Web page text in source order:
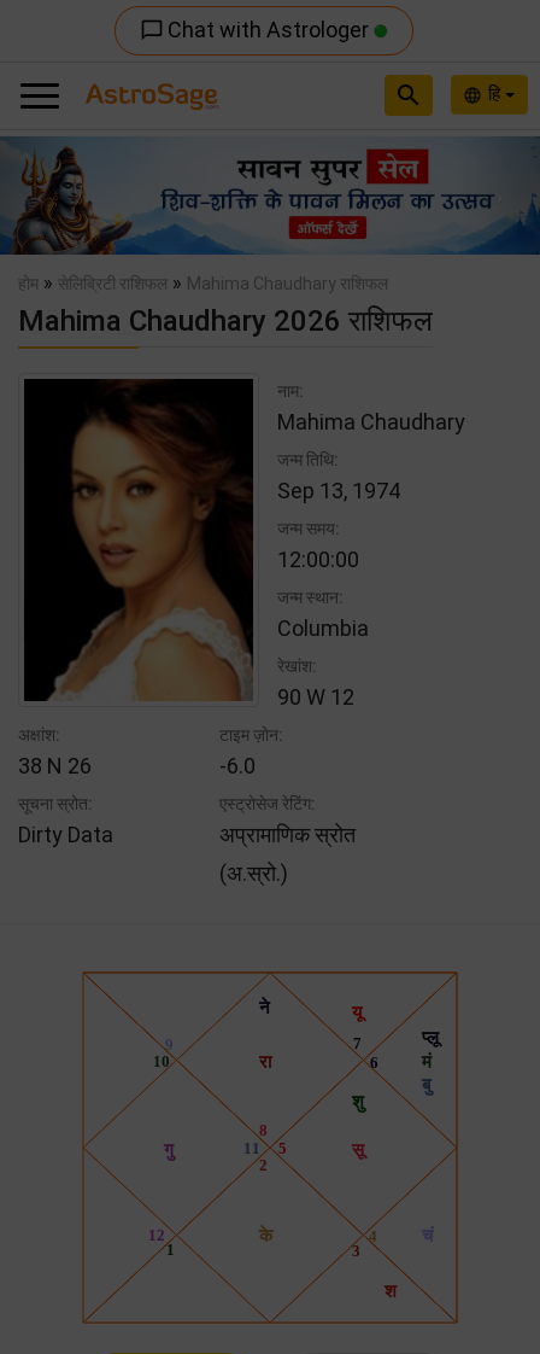
chat_bubble_outline Chat with Astrologer
language हि
search
Previous
होम » सेलिब्रिटी राशिफल » Mahima Chaudhary राशिफल
Mahima Chaudhary 2026 राशिफल
नाम:
Mahima Chaudhary
जन्म तिथि:
Sep 13, 1974
जन्म समय:
12:00:00
जन्म स्थान:
Columbia
रेखांश:
90 W 12
अक्षांश:
38 N 26
टाइम ज़ोन:
-6.0
सूचना स्रोत:
Dirty Data
एस्ट्रोसेज रेटिंग:
अप्रामाणिक स्रोत
(अ.स्रो.)